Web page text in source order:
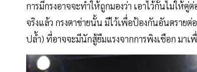
การมีกรงอาจจะทำให้ถูกมองว่า เอาไว้กั้นไม่ให้
จริงแล้ว กรงตาข่ายนั้น มีไว้เพื่อป้องกันอันตรายต่
ปล้ำ) ที่อาจจะมีนักสู้ยืมแรงจากการพิงเชือก มา